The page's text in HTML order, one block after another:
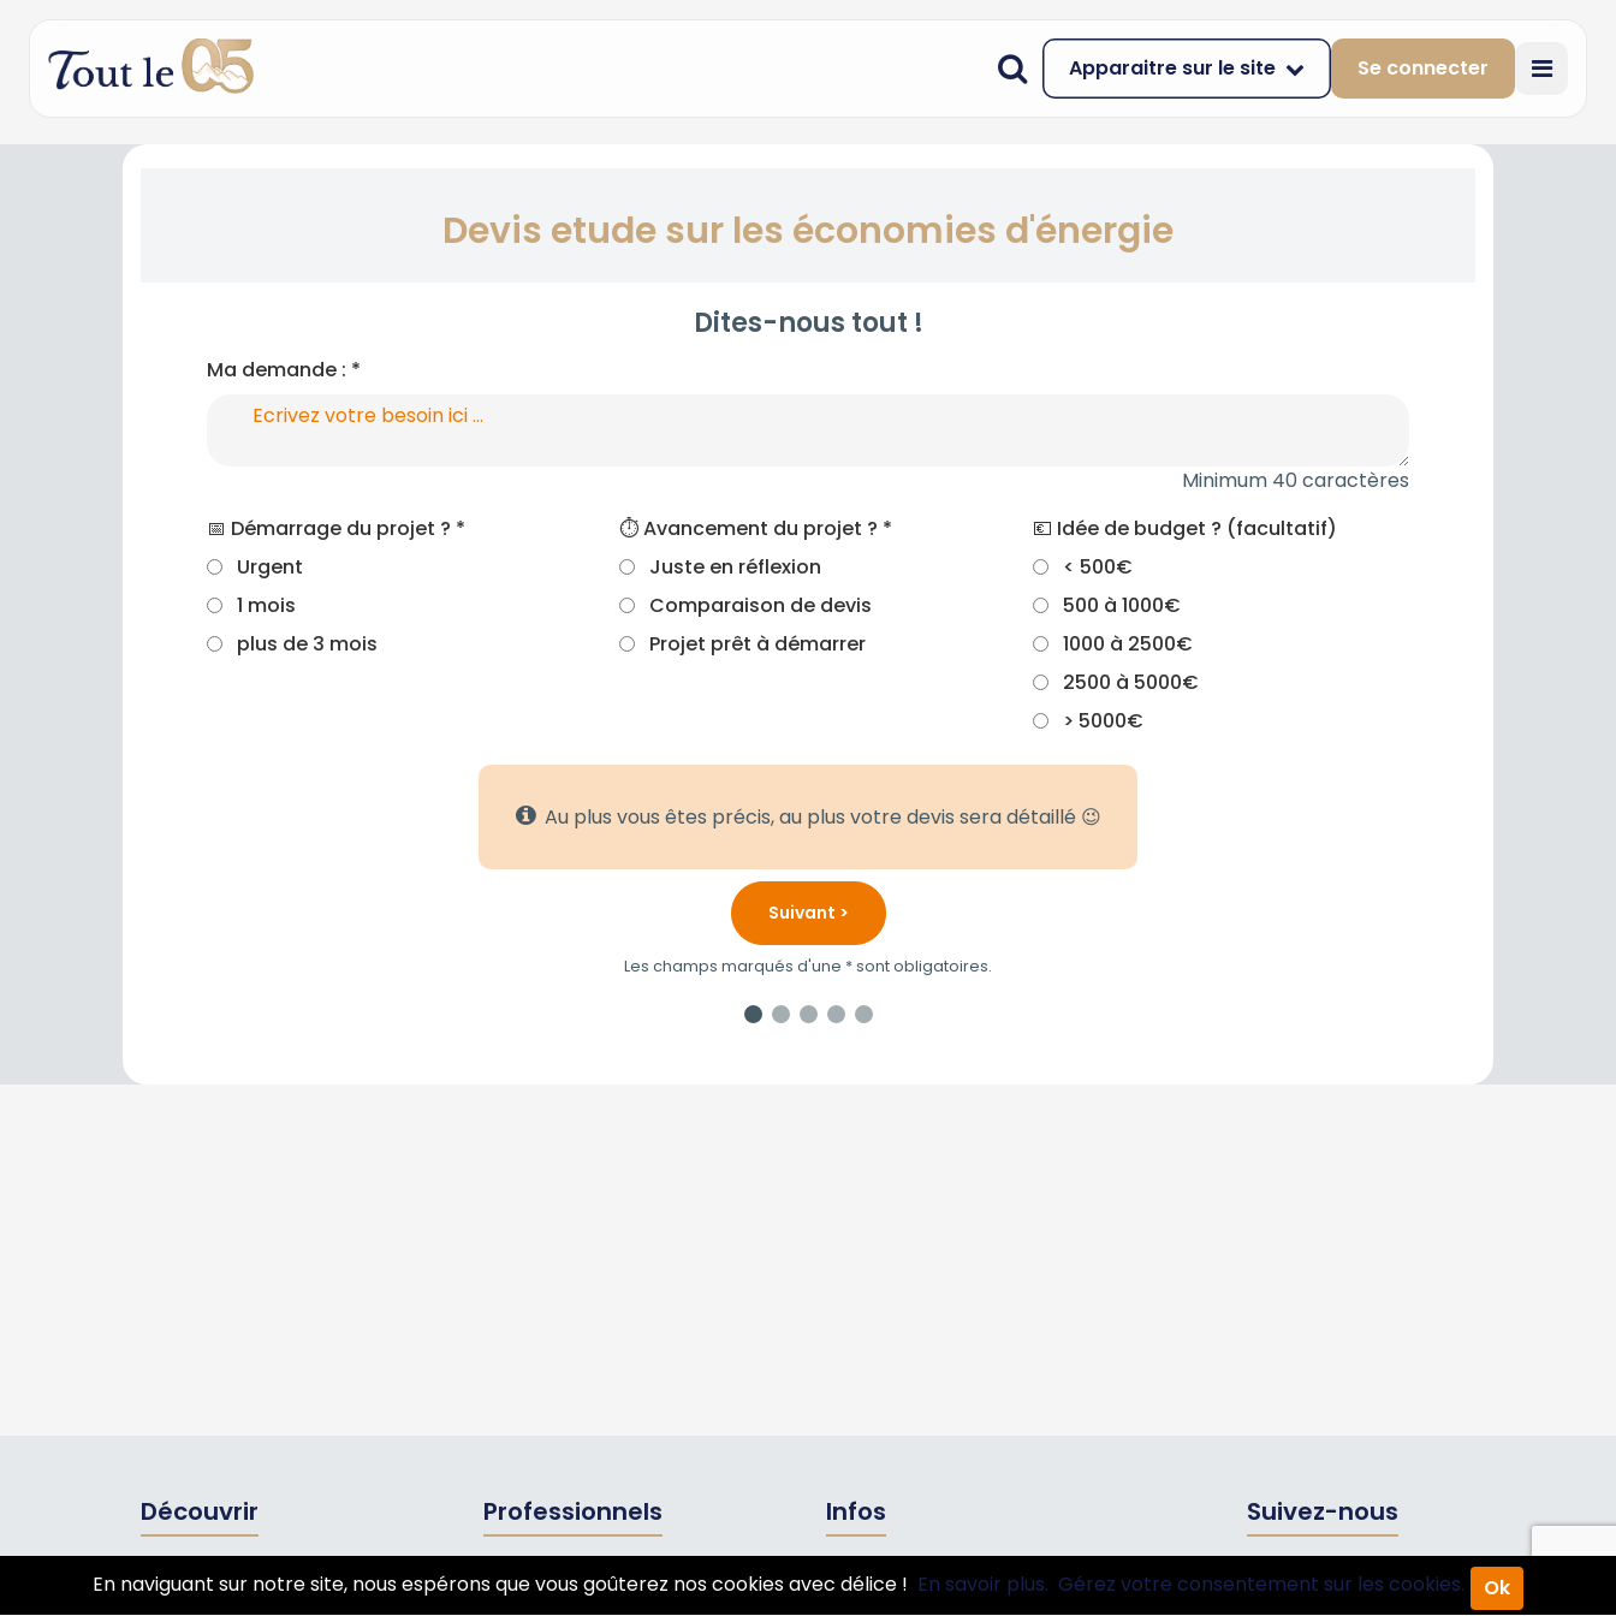
Apparaitre sur le site Se connecter
Devis etude sur les économies d'énergie
Dites-nous tout !
Ma demande : *
Minimum 40 caractères
📅 Démarrage du projet ? *
Urgent
1 mois
plus de 3 mois
⏱️ Avancement du projet ? *
Juste en réflexion
Comparaison de devis
Projet prêt à démarrer
💶 Idée de budget ? (facultatif)
< 500€
500 à 1000€
1000 à 2500€
2500 à 5000€
> 5000€
Au plus vous êtes précis, au plus votre devis sera détaillé 😉
Suivant >
Les champs marqués d'une * sont obligatoires.
Découvrir
Tourisme
Professionnels
Annuaire pro
Infos
Mentions légales et CGV
Suivez-nous
En naviguant sur notre site, nous espérons que vous goûterez nos cookies avec délice ! En savoir plus. Gérez votre consentement sur les cookies. Ok